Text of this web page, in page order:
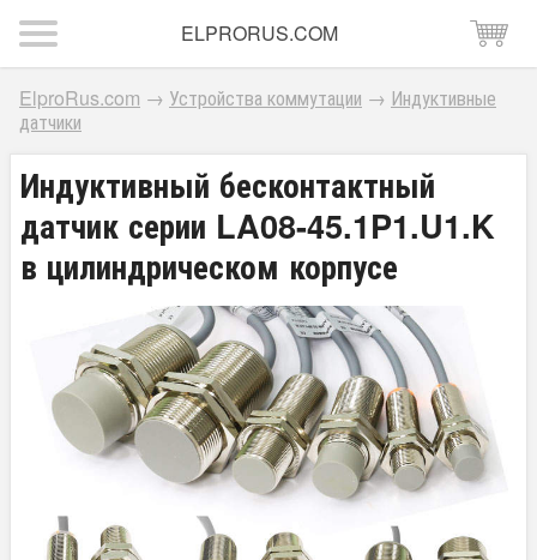
ELPRORUS.COM
ElproRus.com → Устройства коммутации → Индуктивные
датчики
Индуктивный бесконтактный
датчик серии LA08-45.1P1.U1.K
в цилиндрическом корпусе